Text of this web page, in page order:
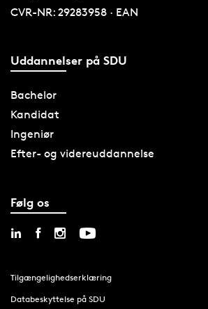
CVR-NR: 29283958 · EAN
Uddannelser på SDU
Bachelor
Kandidat
Ingeniør
Efter- og videreuddannelse
Følg os
Tilgængelighedserklæring
Databeskyttelse på SDU